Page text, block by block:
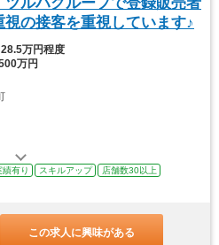
の接客を重視しています♪
28.5万円程度
万円
有り スキルアップ
店舗数30以上
この求人に興味がある